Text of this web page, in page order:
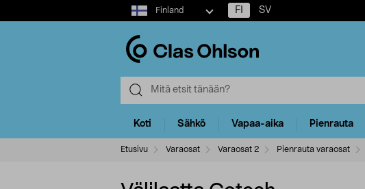
Select
market
Finland FI SV
Koti Sähkö Vapaa-aika Pienrauta
Etusivu Varaosat Varaosat 2 Pienrauta varaosat